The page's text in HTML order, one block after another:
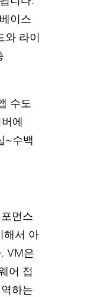
이스
와 라이
수도
에
~수백
먼스
해서 아
VM은
어 접
하는